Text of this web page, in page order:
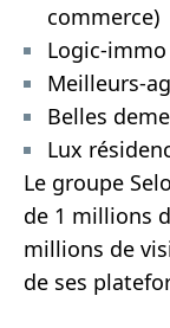
commerce)
Logic-
Meilleurs-
Belles
Lux
Le groupe
de 1 millions
millions de
de ses